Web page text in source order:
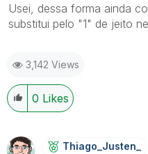
Usei, dessa forma ainda
substitui pelo "1" de jeito
3,142 Views
0 Likes
Thiago_Justen_